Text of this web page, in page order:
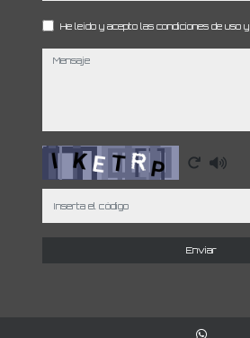
He leído y acepto las condiciones de uso y
mensaje
Captcha
Enviar